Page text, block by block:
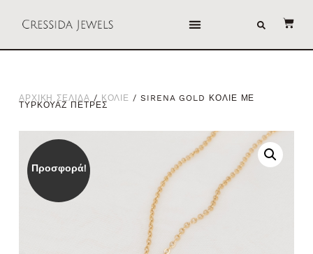
ΑΡΧΙΚΗ ΣΕΛΙΔΑ / ΚΟΛΙΕ / SIRENA GOLD ΚΟΛΙΕ ΜΕ
ΤΥΡΚΟΥΑΖ ΠΕΤΡΕΣ
Προσφορά!